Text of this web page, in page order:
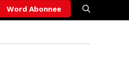
Word Abonnee